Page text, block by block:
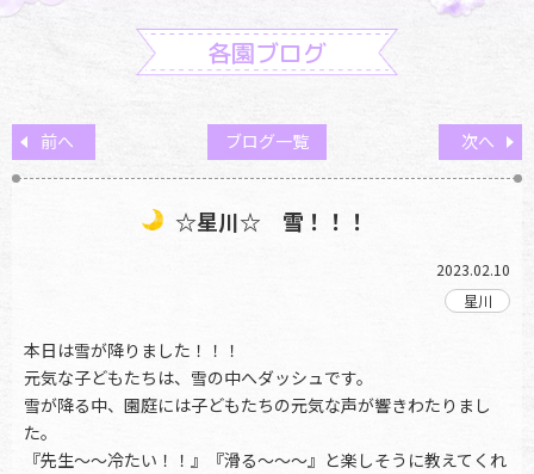
各園ブログ
前へ 次へ
ブログ一覧
☆星川☆ 雪！！！
2023.02.10
本日は雪が降りました！！！
元気な子どもたちは、雪の中へダッシュです。
雪が降る中、園庭には子どもたちの元気な声が響きわたりまし
た。
『先生～～冷たい！！』『滑る～～～』と楽しそうに教えてくれ